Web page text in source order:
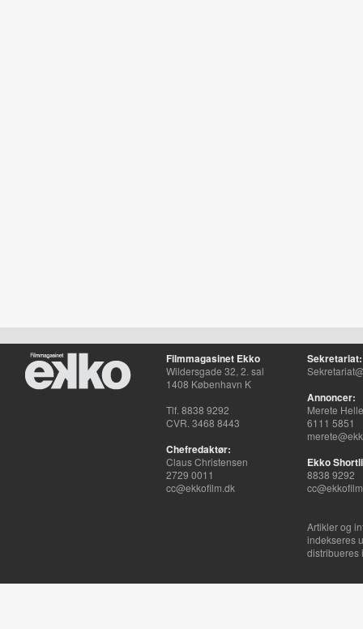
Filmmagasinet Ekko
Wildersgade 32, 2. sal
1408 København K
Tlf. 8838 9292
CVR. 3468 8443
Chefredaktør:
Claus Christensen
2729 0011
cc@ekkofilm.dk
Sekretariat:
Annoncer:
Merete
6111 5851
Ekko
8838 9292
Artikler og
indekseres
distribueres